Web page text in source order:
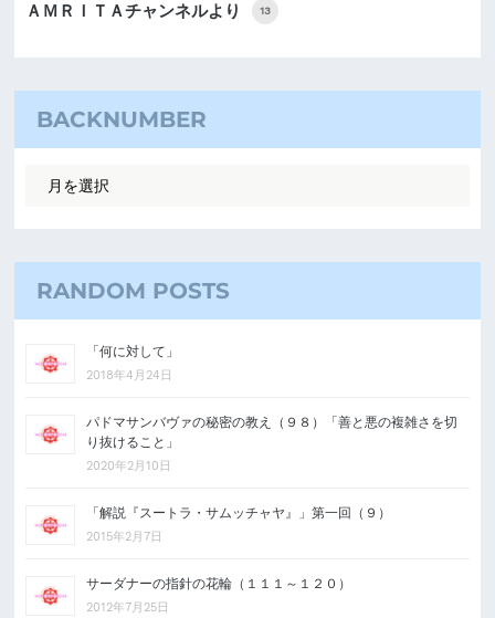
ＡＭＲＩＴＡチャンネルより 13
BACKNUMBER
RANDOM POSTS
「何に対して」
2018年4月24日
パドマサンバヴァの秘密の教え（９８）「善と悪の複雑さを切
り抜けること」
2020年2月10日
「解説『スートラ・サムッチャヤ』」第一回（９）
2015年2月7日
サーダナーの指針の花輪（１１１～１２０）
2012年7月25日